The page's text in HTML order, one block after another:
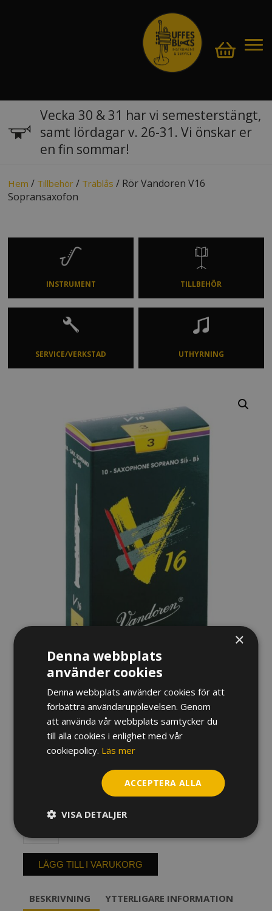
Vecka 30 & 31 har vi semesterstängt,
samt lördagar v. 26-31. Vi önskar er
en fin sommar!
Hem / Tillbehör / Träblås / Rör Vandoren V16
Sopransaxofon
INSTRUMENT TILLBEHÖR
SERVICE/VERKSTAD UTHYRNING
RÖR VANDOREN V16
SOPRANSAXOFON
Vandoren
V16
Sopransaxofon
mängd
LÄGG TILL I VARUKORG
BESKRIVNING YTTERLIGARE INFORMATION
×
Denna webbplats
använder cookies
Denna webbplats använder cookies för att
förbättra användarupplevelsen. Genom
att använda vår webbplats samtycker du
till alla cookies i enlighet med vår
cookiepolicy. Läs mer
ACCEPTERA ALLA
VISA DETALJER